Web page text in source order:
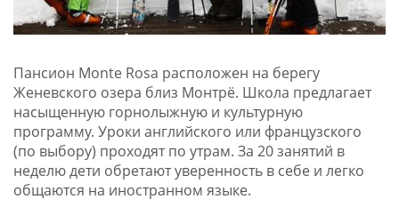
Пансион Monte Rosa расположен на берегу
Женевского озера близ Монтрё. Школа предлагает
насыщенную горнолыжную и культурную
программу. Уроки английского или французского
(по выбору) проходят по утрам. За 20 занятий в
неделю дети обретают уверенность в себе и легко
общаются на иностранном языке.